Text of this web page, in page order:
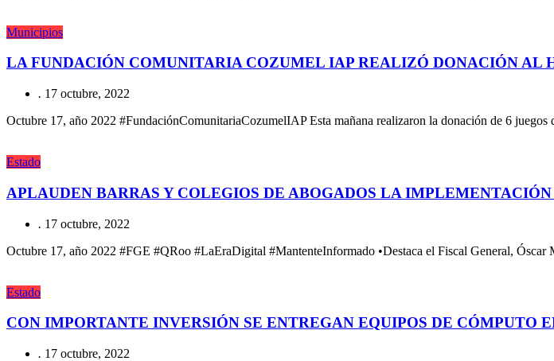
Municipios
LA FUNDACIÓN COMUNITARIA COZUMEL IAP REALIZÓ DONACIÓN AL
. 17 octubre, 2022
Octubre 17, año 2022 #FundaciónComunitariaCozumelIAP Esta mañana realizaron la donación de 6 juegos
Estado
APLAUDEN BARRAS Y COLEGIOS DE ABOGADOS LA
. 17 octubre, 2022
Octubre 17, año 2022 #FGE #QRoo #LaEraDigital #MantenteInformado •Destaca el Fiscal General, Óscar
Estado
CON IMPORTANTE INVERSIÓN SE ENTREGAN EQUIPOS DE CÓMPUTO
. 17 octubre, 2022